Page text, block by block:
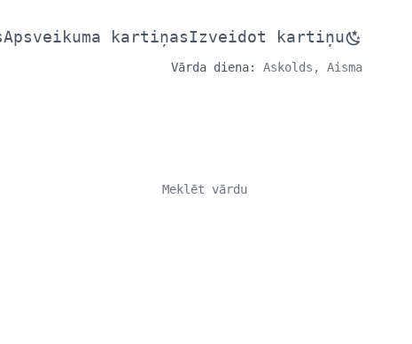
Apsveikuma kartiņasIzveidot kartiņu
Vārda diena: Askolds, Aisma